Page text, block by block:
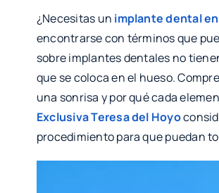
¿Necesitas un implante dental
encontrarse con términos que
sobre implantes dentales no
que se coloca en el hueso.
una sonrisa y por qué cada
Exclusiva Teresa del Hoyo
procedimiento para que puedan